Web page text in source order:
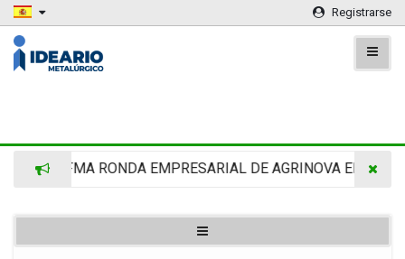
Registrarse
-CAFMA RONDA EMPRESARIAL DE AGRINOVA EN LA